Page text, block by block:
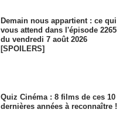
Demain nous appartient : ce qui
vous attend dans l'épisode 2265
du vendredi 7 août 2026
[SPOILERS]
Quiz Cinéma : 8 films de ces 10
dernières années à reconnaître !